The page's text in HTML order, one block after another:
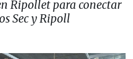
Ripollet para conectar
Sec y Ripoll